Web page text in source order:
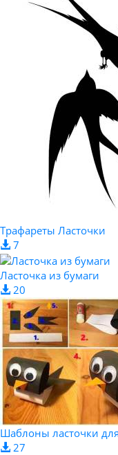
Трафареты Ласточки
7
Ласточка из бумаги
20
Шаблоны ласточки
27